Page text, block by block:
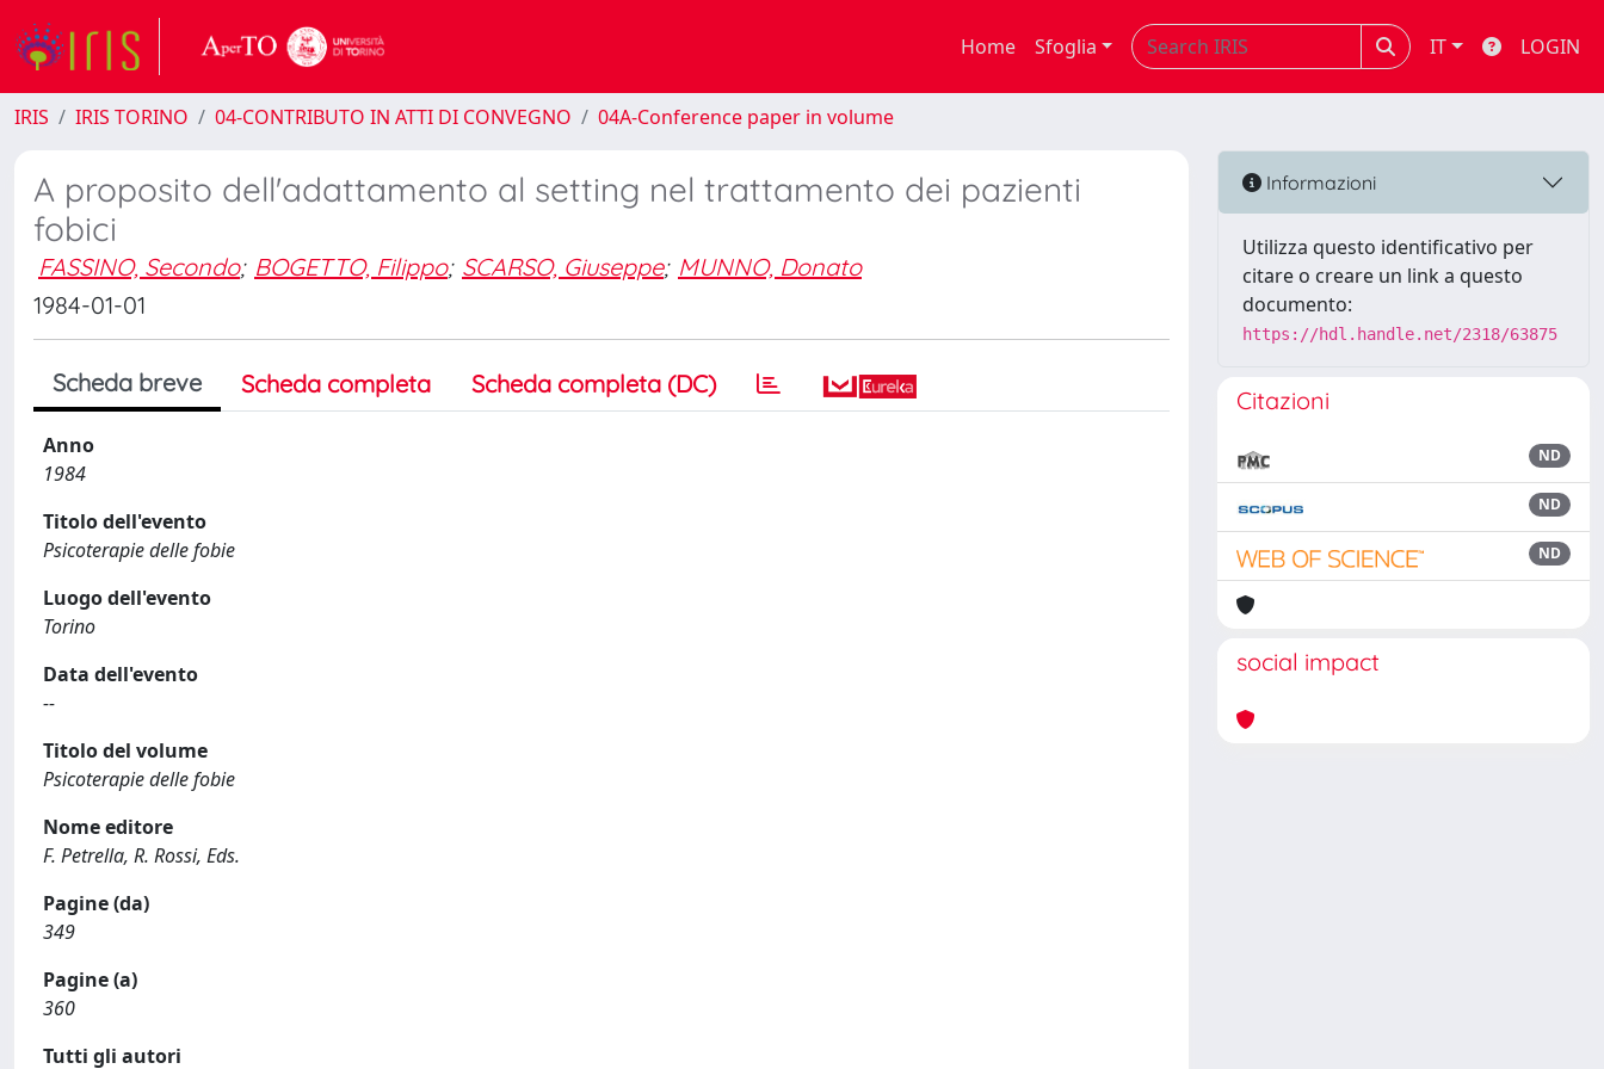
Home Sfoglia IT LOGIN
IRIS IRIS TORINO 04-CONTRIBUTO IN ATTI DI CONVEGNO 04A-Conference paper in volume
A proposito dell'adattamento al setting nel trattamento dei pazienti
fobici
FASSINO, Secondo; BOGETTO, Filippo; SCARSO, Giuseppe; MUNNO, Donato
1984-01-01
Scheda breve Scheda completa Scheda completa (DC)
Anno
1984
Titolo dell'evento
Psicoterapie delle fobie
Luogo dell'evento
Torino
Data dell'evento
--
Titolo del volume
Psicoterapie delle fobie
Nome editore
F. Petrella, R. Rossi, Eds.
Pagine (da)
349
Pagine (a)
360
Tutti gli autori
Informazioni
Utilizza questo identificativo per
citare o creare un link a questo
documento:
https://hdl.handle.net/2318/63875
Citazioni
ND
ND
ND
social impact